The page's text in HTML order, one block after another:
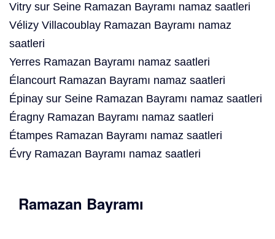
Vitry sur Seine Ramazan Bayramı namaz saatleri
Vélizy Villacoublay Ramazan Bayramı namaz
saatleri
Yerres Ramazan Bayramı namaz saatleri
Élancourt Ramazan Bayramı namaz saatleri
Épinay sur Seine Ramazan Bayramı namaz saatleri
Éragny Ramazan Bayramı namaz saatleri
Étampes Ramazan Bayramı namaz saatleri
Évry Ramazan Bayramı namaz saatleri
Ramazan Bayramı